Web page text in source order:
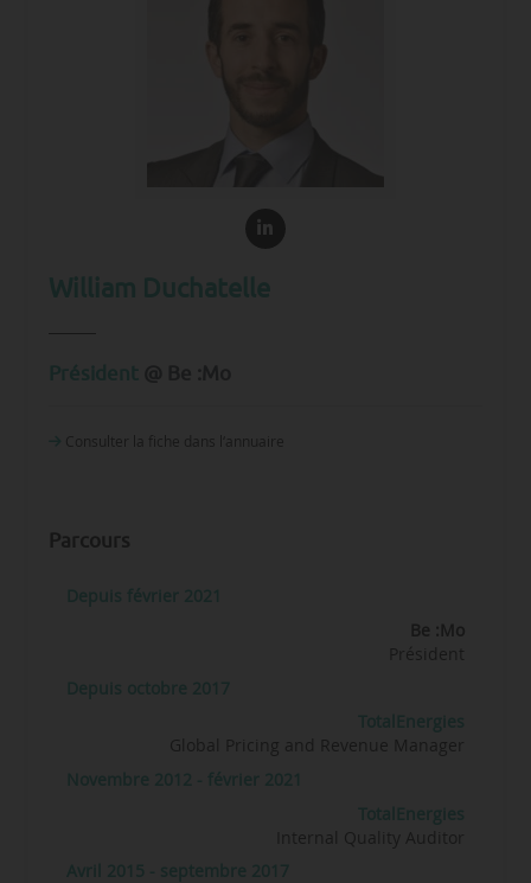
William Duchatelle
Président
Parcours
Depuis février 2021
Be :Mo
Président
Depuis octobre 2017
TotalEnergies
Global Pricing and Revenue Manager
Novembre 2012 - février 2021
TotalEnergies
Internal Quality Auditor
Avril 2015 - septembre 2017